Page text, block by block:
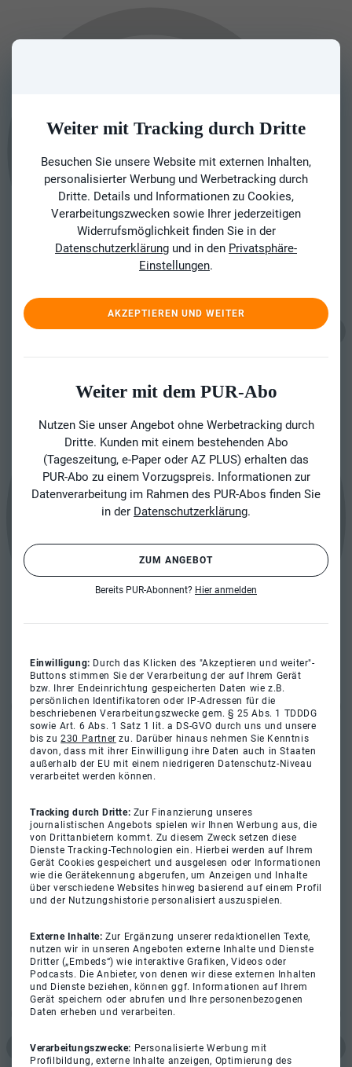
Weiter mit Tracking durch Dritte
Besuchen Sie unsere Website mit externen Inhalten,
personalisierter Werbung und Werbetracking durch
Dritte. Details und Informationen zu Cookies,
Verarbeitungszwecken sowie Ihrer jederzeitigen
Widerrufsmöglichkeit finden Sie in der
Datenschutzerklärung und in den Privatsphäre-
Einstellungen.
AKZEPTIEREN UND WEITER
Weiter mit dem PUR-Abo
Nutzen Sie unser Angebot ohne Werbetracking durch
Dritte. Kunden mit einem bestehenden Abo
(Tageszeitung, e-Paper oder AZ PLUS) erhalten das
PUR-Abo zu einem Vorzugspreis. Informationen zur
Datenverarbeitung im Rahmen des PUR-Abos finden Sie
in der Datenschutzerklärung.
ZUM ANGEBOT
Bereits PUR-Abonnent? Hier anmelden
Einwilligung: Durch das Klicken des "Akzeptieren und weiter"-
Buttons stimmen Sie der Verarbeitung der auf Ihrem Gerät
bzw. Ihrer Endeinrichtung gespeicherten Daten wie z.B.
persönlichen Identifikatoren oder IP-Adressen für die
beschriebenen Verarbeitungszwecke gem. § 25 Abs. 1 TDDDG
sowie Art. 6 Abs. 1 Satz 1 lit. a DS-GVO durch uns und unsere
bis zu230 Partner zu. Darüber hinaus nehmen Sie Kenntnis
davon, dass mit ihrer Einwilligung ihre Daten auch in Staaten
außerhalb der EU mit einem niedrigeren Datenschutz-Niveau
verarbeitet werden können.
Tracking durch Dritte: Zur Finanzierung unseres
journalistischen Angebots spielen wir Ihnen Werbung aus, die
von Drittanbietern kommt. Zu diesem Zweck setzen diese
Dienste Tracking-Technologien ein. Hierbei werden auf Ihrem
Gerät Cookies gespeichert und ausgelesen oder Informationen
wie die Gerätekennung abgerufen, um Anzeigen und Inhalte
über verschiedene Websites hinweg basierend auf einem Profil
und der Nutzungshistorie personalisiert auszuspielen.
Externe Inhalte:Zur Ergänzung unserer redaktionellen Texte,
nutzen wir in unseren Angeboten externe Inhalte und Dienste
Dritter („Embeds“) wie interaktive Grafiken, Videos oder
Podcasts. Die Anbieter, von denen wir diese externen Inhalten
und Dienste beziehen, können ggf. Informationen auf Ihrem
Gerät speichern oder abrufen und Ihre personenbezogenen
Daten erheben und verarbeiten.
Verarbeitungszwecke: Personalisierte Werbung mit
Profilbildung, externe Inhalte anzeigen, Optimierung des